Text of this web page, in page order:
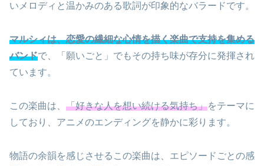
いメロディと温かみのある歌詞が印象的なバラードです。
マルシィは、恋愛の繊細な心情を描く楽曲で支持を集める
バンドで、「願いごと」でもその持ち味が存分に発揮され
ています。
この楽曲は、 「好きな人を想い続ける気持ち」をテーマに
しており、アニメのエンディングを静かに彩ります。
物語の余韻を感じさせるこの楽曲は、エピソードごとの感